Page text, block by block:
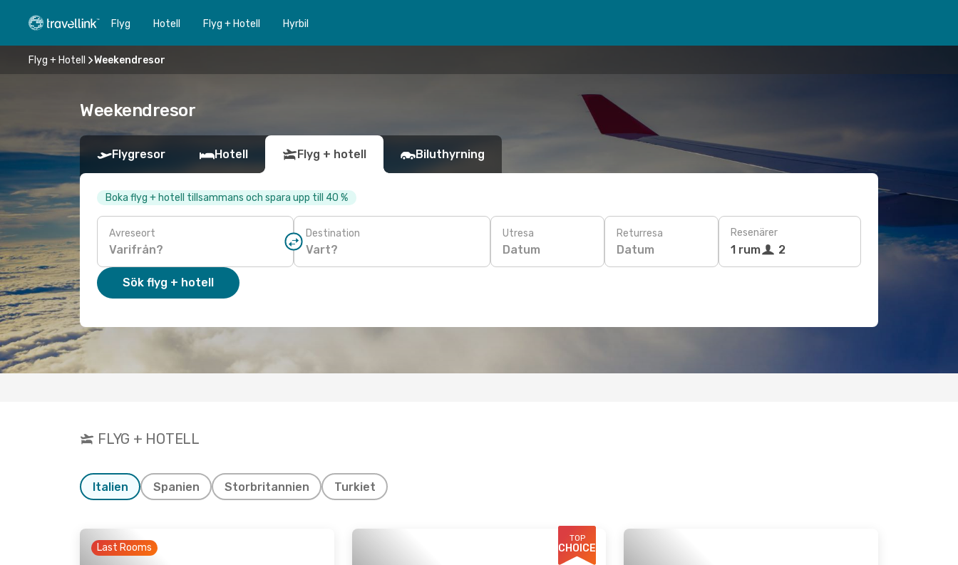
Flyg Hotell Flyg + Hotell Hyrbil
Flyg + Hotell Weekendresor
Weekendresor
Flygresor Hotell Flyg + hotell Biluthyrning
Boka flyg + hotell tillsammans och spara upp till 40 %
Avreseort Destination Utresa
Datum
Returresa
Datum
Resenärer
1 rum 2
Sök flyg + hotell
FLYG + HOTELL
Italien Spanien Storbritannien Turkiet
Last Rooms
TOP
CHOICE